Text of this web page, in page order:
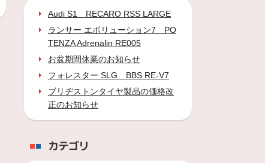
Audi S1 RECARO RSS LARGE
ランサー エボリューション7 PO
TENZA Adrenalin RE005
お盆期間休業のお知らせ
フォレスター SLG BBS RE-V7
ブリヂストンタイヤ製品の価格改
正のお知らせ
カテゴリ